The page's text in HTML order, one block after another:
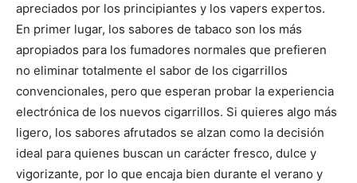
apreciados por los principiantes y los vapers expertos.
En primer lugar, los sabores de tabaco son los más
apropiados para los fumadores normales que prefieren
no eliminar totalmente el sabor de los cigarrillos
convencionales, pero que esperan probar la experiencia
electrónica de los nuevos cigarrillos. Si quieres algo más
ligero, los sabores afrutados se alzan como la decisión
ideal para quienes buscan un carácter fresco, dulce y
vigorizante, por lo que encaja bien durante el verano y